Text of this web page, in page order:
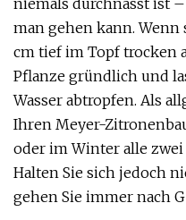
niemals durchnässt ist
man gehen kann. Wenn
cm tief im Topf trocken
Pflanze gründlich und
Wasser abtropfen. Als
Ihren Meyer-
oder im Winter alle
Halten Sie sich jedoch
gehen Sie immer nach